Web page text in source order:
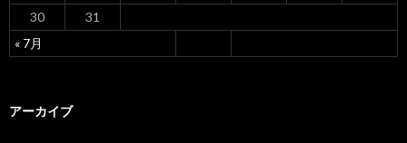
« 7月
30
31
アーカイブ